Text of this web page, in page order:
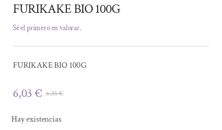
FURIKAKE BIO 100G
Sé el primero en valorar.
FURIKAKE BIO 100G
6,35€El
6,03€
El
Hay existencias